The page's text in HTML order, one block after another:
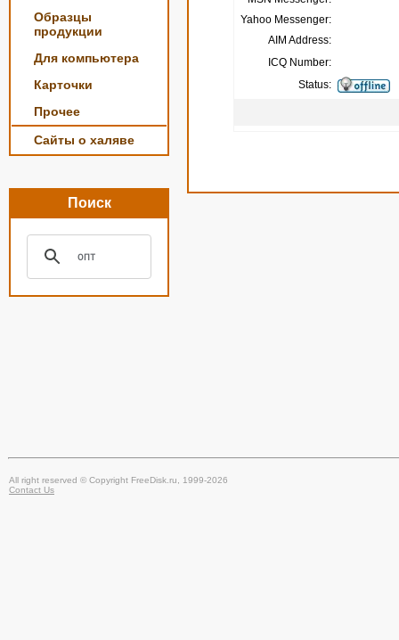
Образцы
продукции
Для компьютера
Карточки
Прочее
Сайты о халяве
Поиск
Yahoo Messenger:
AIM Address:
ICQ Number:
Status:
All right reserved © Copyright FreeDisk.ru, 1999-2026
Contact Us